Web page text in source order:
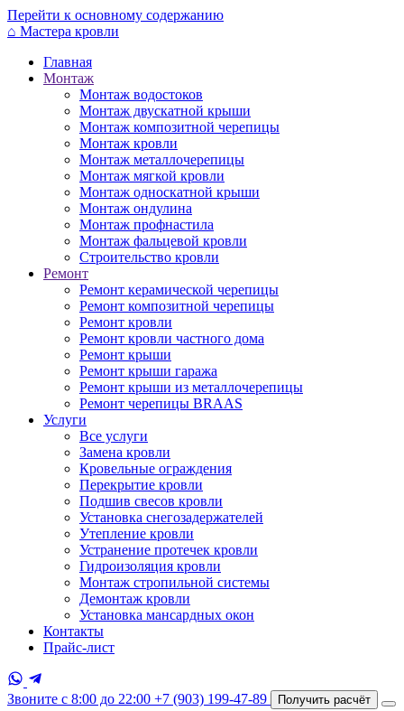
Перейти к основному содержанию
⌂ Мастера кровли
Главная
Монтаж
Монтаж водостоков
Монтаж двускатной крыши
Монтаж композитной черепицы
Монтаж кровли
Монтаж металлочерепицы
Монтаж мягкой кровли
Монтаж односкатной крыши
Монтаж ондулина
Монтаж профнастила
Монтаж фальцевой кровли
Строительство кровли
Ремонт
Ремонт керамической черепицы
Ремонт композитной черепицы
Ремонт кровли
Ремонт кровли частного дома
Ремонт крыши
Ремонт крыши гаража
Ремонт крыши из металлочерепицы
Ремонт черепицы BRAAS
Услуги
Все услуги
Замена кровли
Кровельные ограждения
Перекрытие кровли
Подшив свесов кровли
Установка снегозадержателей
Утепление кровли
Устранение протечек кровли
Гидроизоляция кровли
Монтаж стропильной системы
Демонтаж кровли
Установка мансардных окон
Контакты
Прайс-лист
Звоните с 8:00 до 22:00 +7 (903) 199-47-89 Получить расчёт